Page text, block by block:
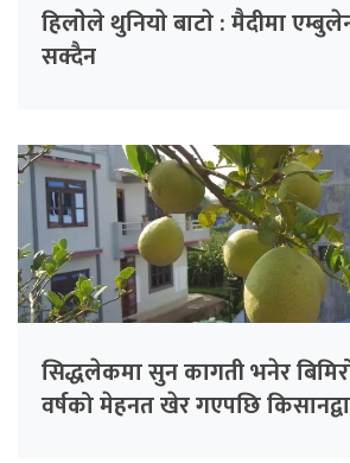
हिलाेेले थुनियाे बाटाे : मैदीमा
सक्दैन
सिद्धलेकमा सुन कागती भनेर
वर्षको मेहनत खेर गएपछि